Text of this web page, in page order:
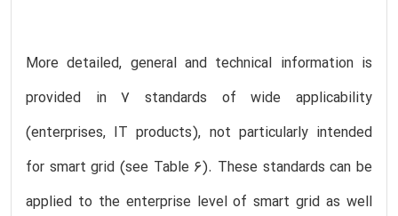
More detailed, general and technical information is
provided in 7 standards of wide applicability
(enterprises, IT products), not particularly intended
for smart grid (see Table 6). These standards can be
applied to the enterprise level of smart grid as well